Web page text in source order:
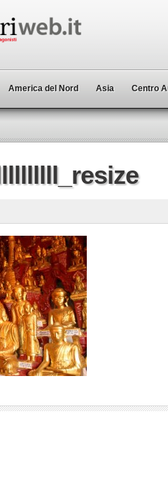
America del Nord Asia Centro